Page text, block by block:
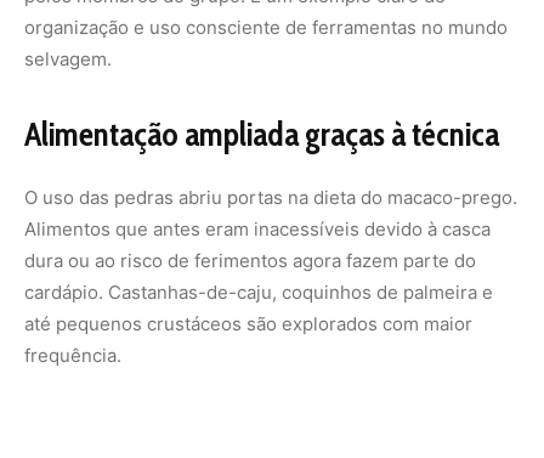
organização e uso consciente de ferramentas no mundo
selvagem.
Alimentação ampliada graças à técnica
O uso das pedras abriu portas na dieta do macaco-prego.
Alimentos que antes eram inacessíveis devido à casca
dura ou ao risco de ferimentos agora fazem parte do
cardápio. Castanhas-de-caju, coquinhos de palmeira e
até pequenos crustáceos são explorados com maior
frequência.